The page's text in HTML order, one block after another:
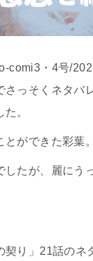
comi3・4号/
さっそくネタバ
。
ができた彩葉。
したが、麗にう
契り」21話のネ